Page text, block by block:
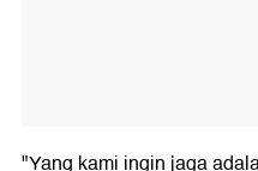
"Yang kami ingin jaga